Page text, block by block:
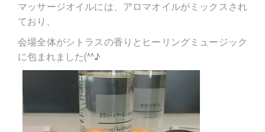
マッサージオイルには、アロマオイルがミックスされ
ており、
会場全体がシトラスの香りとヒーリングミュージック
に包まれました(^^♪